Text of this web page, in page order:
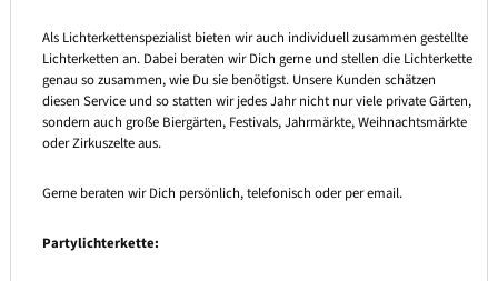
Als Lichterkettenspezialist bieten wir auch individuell zusammen gestellte
Lichterketten an. Dabei beraten wir Dich gerne und stellen die Lichterkette
genau so zusammen, wie Du sie benötigst. Unsere Kunden schätzen
diesen Service und so statten wir jedes Jahr nicht nur viele private Gärten,
sondern auch große Biergärten, Festivals, Jahrmärkte, Weihnachtsmärkte
oder Zirkuszelte aus.
Gerne beraten wir Dich persönlich, telefonisch oder per email.
Partylichterkette: